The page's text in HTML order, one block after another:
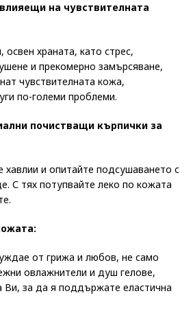
на чувствителната
храната, като стрес,
и прекомерно замърсяване,
чувствителната кожа,
по-големи проблеми.
почистващи кърпички за
хавлии и опитайте подсушаването с
С тях потупвайте леко по кожата
от грижа и любов, не само
овлажнители и душ гелове,
Ви, за да я поддържате еластична